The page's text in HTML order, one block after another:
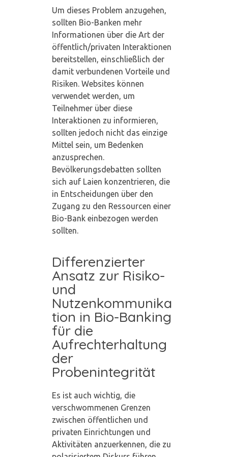
Um dieses Problem anzugehen,
sollten Bio-Banken mehr
Informationen über die Art der
öffentlich/privaten Interaktionen
bereitstellen, einschließlich der
damit verbundenen Vorteile und
Risiken. Websites können
verwendet werden, um
Teilnehmer über diese
Interaktionen zu informieren,
sollten jedoch nicht das einzige
Mittel sein, um Bedenken
anzusprechen.
Bevölkerungsdebatten sollten
sich auf Laien konzentrieren, die
in Entscheidungen über den
Zugang zu den Ressourcen einer
Bio-Bank einbezogen werden
sollten.
Differenzierter
Ansatz zur Risiko-
und
Nutzenkommunika
tion in Bio-Banking
für die
Aufrechterhaltung
der
Probenintegrität
Es ist auch wichtig, die
verschwommenen Grenzen
zwischen öffentlichen und
privaten Einrichtungen und
Aktivitäten anzuerkennen, die zu